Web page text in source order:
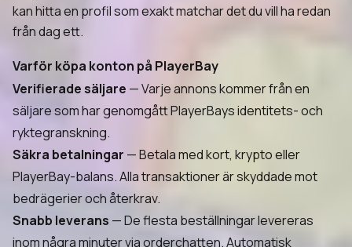
kan hitta en profil som exakt matchar det du vill ha redan
från dag ett.
Varför köpa konton på PlayerBay
Verifierade säljare — Varje annons kommer från en
säljare som har genomgått PlayerBays identitets- och
ryktegranskning.
Säkra betalningar — Betala med kort, krypto eller
PlayerBay-balans. Alla transaktioner är skyddade mot
bedrägerier och återkrav.
Snabb leverans — De flesta beställningar levereras
inom några minuter via orderchatten. Automatisk